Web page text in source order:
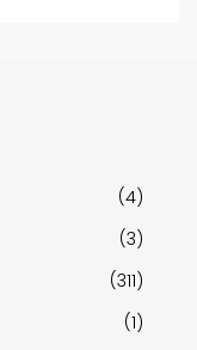
(4)
(3)
(311)
(1)